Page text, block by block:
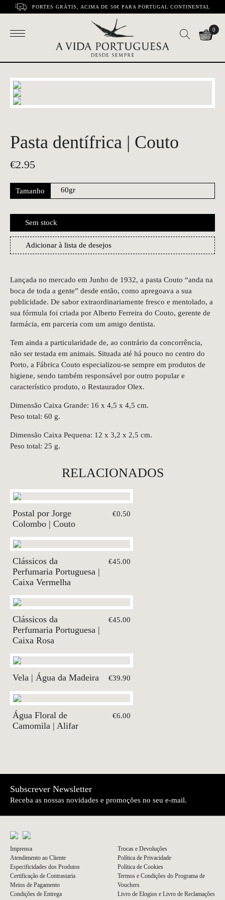
PORTES GRÁTIS, ACIMA DE 50€ PARA PORTUGAL CONTINENTAL
0
Pasta dentífrica | Couto
€2.95
Tamanho
Sem stock
Adicionar à lista de desejos
Lançada no mercado em Junho de 1932, a pasta Couto “anda na
boca de toda a gente” desde então, como apregoava a sua
publicidade. De sabor extraordinariamente fresco e mentolado, a
sua fórmula foi criada por Alberto Ferreira do Couto, gerente de
farmácia, em parceria com um amigo dentista.
Tem ainda a particularidade de, ao contrário da concorrência,
não ser testada em animais. Situada até há pouco no centro do
Porto, a Fábrica Couto especializou-se sempre em produtos de
higiene, sendo também responsável por outro popular e
característico produto, o Restaurador Olex.
Dimensão Caixa Grande: 16 x 4,5 x 4,5 cm.
Peso total: 60 g.
Dimensão Caixa Pequena: 12 x 3,2 x 2,5 cm.
Peso total: 25 g.
RELACIONADOS
Postal por Jorge
Colombo | Couto
€0.50
Clássicos da
Perfumaria Portuguesa |
Caixa Vermelha
€45.00
Clássicos da
Perfumaria Portuguesa |
Caixa Rosa
€45.00
Vela | Água da Madeira €39.90
Água Floral de
Camomila | Alifar
€6.00
Subscrever Newsletter
Receba as nossas novidades e promoções no seu e-mail.
Imprensa
Atendimento ao Cliente
Especificidades dos Produtos
Certificação de Contrastaria
Meios de Pagamento
Condições de Entrega
Trocas e Devoluções
Política de Privacidade
Política de Cookies
Termos e Condições do Programa de
Vouchers
Livro de Elogios e Livro de Reclamações